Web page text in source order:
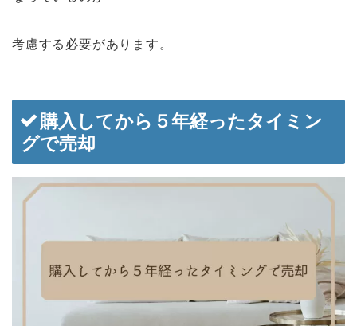
考慮する必要があります。
購入してから５年経ったタイミン
グで売却